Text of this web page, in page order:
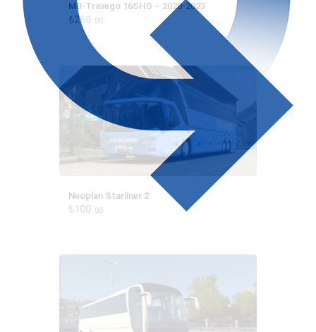
MB-Travego 16SHD – 2020-2023
₺260 00
Neoplan Starliner 2
₺100 00